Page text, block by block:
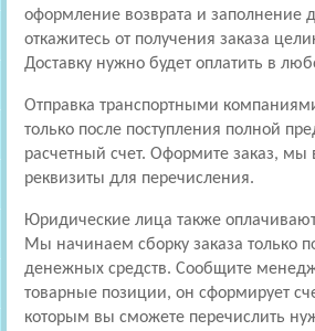
оформление возврата и заполнение
откажитесь от получения заказа
Доставку нужно будет оплатить в
Отправка транспортными
только после поступления полной
расчетный счет. Оформите заказ,
реквизиты для перечисления.
Юридические лица также
Мы начинаем сборку заказа только
денежных средств. Сообщите
товарные позиции, он сформирует
которым вы сможете перечислить